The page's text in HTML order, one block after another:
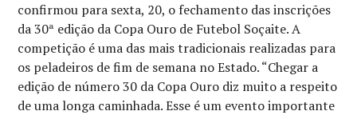
confirmou para sexta, 20, o fechamento das inscrições
da 30ª edição da Copa Ouro de Futebol Soçaite. A
competição é uma das mais tradicionais realizadas para
os peladeiros de fim de semana no Estado. “Chegar a
edição de número 30 da Copa Ouro diz muito a respeito
de uma longa caminhada. Esse é um evento importante